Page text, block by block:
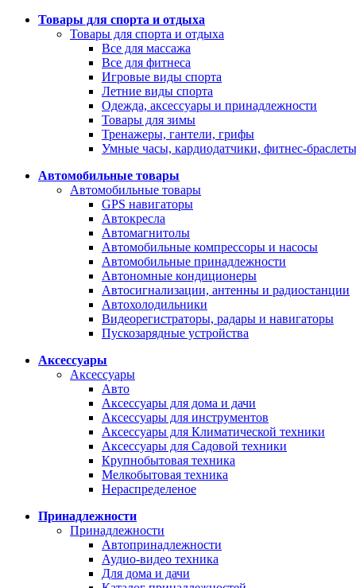
Товары для спорта и отдыха
Товары для спорта и отдыха
Все для массажа
Все для фитнеса
Игровые виды спорта
Летние виды спорта
Одежда, аксессуары и принадлежности
Товары для зимы
Тренажеры, гантели, грифы
Умные часы, кардиодатчики, фитнес-браслеты
Автомобильные товары
Автомобильные товары
GPS навигаторы
Автокресла
Автомагнитолы
Автомобильные компрессоры и насосы
Автомобильные принадлежности
Автономные кондиционеры
Автосигнализации, антенны и радиостанции
Автохолодильники
Видеорегистраторы, радары и навигаторы
Пускозарядные устройства
Аксессуары
Аксессуары
Авто
Аксессуары для дома и дачи
Аксессуары для инструментов
Аксессуары для Климатической техники
Аксессуары для Садовой техники
Крупнобытовая техника
Мелкобытовая техника
Нераспределеное
Принадлежности
Принадлежности
Автопринадлежности
Аудио-видео техника
Для дома и дачи